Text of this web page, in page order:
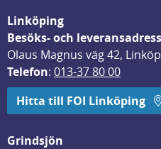
Linköping
Besöks- och leveransadress
Olaus Magnus väg 42,
Telefon: 013-37 80 00
Hitta till FOI Linköping
Grindsjön